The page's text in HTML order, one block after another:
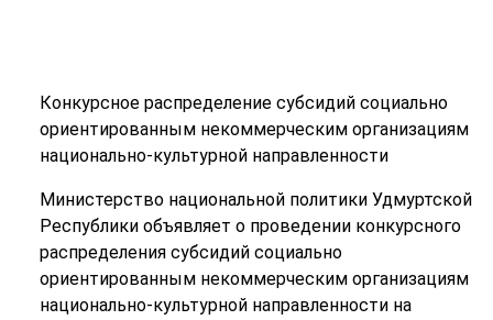
Конкурсное распределение субсидий социально
ориентированным некоммерческим организациям
национально-культурной направленности
Министерство национальной политики Удмуртской
Республики объявляет о проведении конкурсного
распределения субсидий социально
ориентированным некоммерческим организациям
национально-культурной направленности на